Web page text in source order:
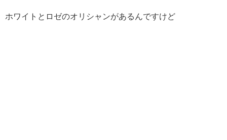
ホワイトとロゼのオリシャンがあるんですけど